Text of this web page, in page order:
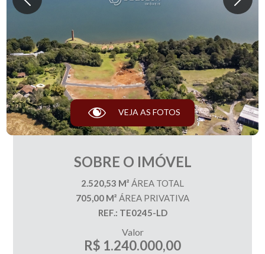
VEJA AS FOTOS
SOBRE O IMÓVEL
2.520,53 M² ÁREA TOTAL
705,00 M² ÁREA PRIVATIVA
REF.: TE0245-LD
Valor
R$ 1.240.000,00